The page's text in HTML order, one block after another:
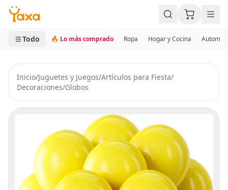
MINI CARRITO
0 productos
Todo 🔥 Lo más comprado Ropa Hogar y Cocina
Inicio/Juguetes y Juegos/Artículos para Fiesta/
Decoraciones/Globos